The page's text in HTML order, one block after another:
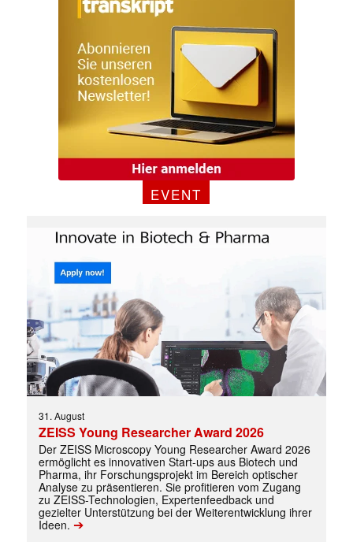
EVENT
31. August
ZEISS Young Researcher Award 2026
Der ZEISS Microscopy Young Researcher Award 2026
ermöglicht es innovativen Start-ups aus Biotech und
Pharma, ihr Forschungsprojekt im Bereich optischer
Analyse zu präsentieren. Sie profitieren vom Zugang
zu ZEISS-Technologien, Expertenfeedback und
gezielter Unterstützung bei der Weiterentwicklung ihrer
Ideen. ➔